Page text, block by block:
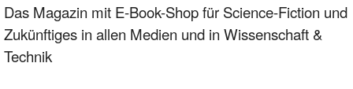
Das Magazin mit E-Book-Shop für Science-Fiction und
Zukünftiges in allen Medien und in Wissenschaft &
Technik